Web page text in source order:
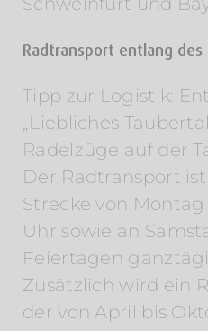
Radtransport entlang des
Tipp zur Logistik:
„Liebliches
Radelzüge auf der
Der Radtransport
Strecke von
Uhr sowie an
Feiertagen
Zusätzlich wird ein
der von April bis